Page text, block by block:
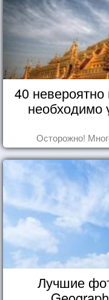
40
необходимо
Осторожно!
Лучшие